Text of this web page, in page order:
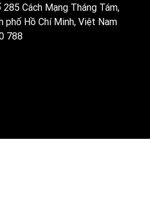
Cách Mạng Tháng Tám,
phố Hồ Chí Minh, Việt Nam
788